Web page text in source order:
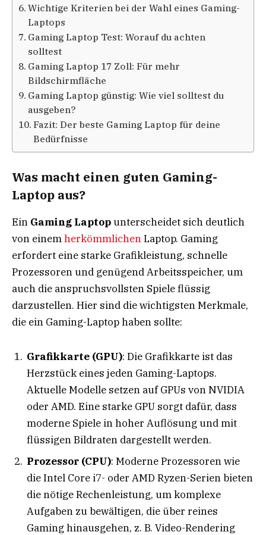
Wichtige Kriterien bei der Wahl eines Gaming-
Laptops
Gaming Laptop Test: Worauf du achten
solltest
Gaming Laptop 17 Zoll: Für mehr
Bildschirmfläche
Gaming Laptop günstig: Wie viel solltest du
ausgeben?
Fazit: Der beste Gaming Laptop für deine
Bedürfnisse
Was macht einen guten Gaming-
Laptop aus?
Ein Gaming Laptopunterscheidet sich deutlich
von einemherkömmlichenLaptop. Gaming
erfordert eine starke Grafikleistung, schnelle
Prozessoren und genügend Arbeitsspeicher, um
auch die anspruchsvollsten Spiele flüssig
darzustellen. Hier sind die wichtigsten Merkmale,
die ein Gaming-Laptop haben sollte:
Grafikkarte (GPU): Die Grafikkarte ist das
Herzstück eines jeden Gaming-Laptops.
Aktuelle Modelle setzen auf GPUs von NVIDIA
oder AMD. Eine starke GPU sorgt dafür, dass
moderne Spiele in hoher Auflösung und mit
flüssigen Bildraten dargestellt werden.
Prozessor (CPU): Moderne Prozessoren wie
die Intel Core i7- oder AMD Ryzen-Serien bieten
die nötige Rechenleistung, um komplexe
Aufgaben zu bewältigen, die über reines
Gaming hinausgehen, z. B. Video-Rendering